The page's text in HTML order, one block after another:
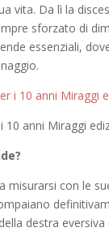
vita. Da lì la
sforzato di
essenziali,
10 anni Miraggi
misurarsi con le
destra eversiva